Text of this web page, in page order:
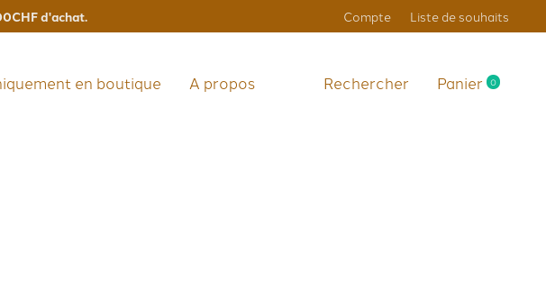
d'achat. Compte Liste de souhaits
en boutique A propos Rechercher Panier 0items